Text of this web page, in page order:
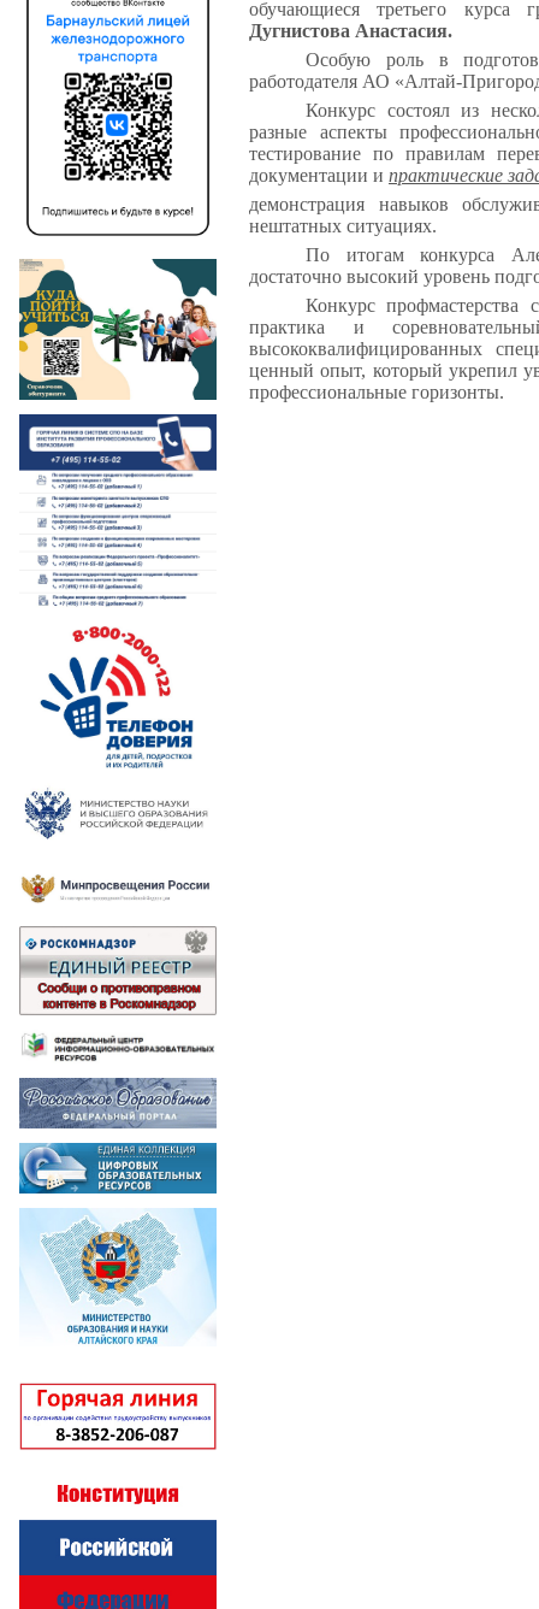
обучающиеся третьего
Дугнистова Анастасия.
Особую роль в
работодателя АО «Алтай-
Конкурс состоял из
разные аспекты
тестирование по правилам
документации и практические
демонстрация навыков
нештатных ситуациях.
По итогам конкурса
достаточно высокий уровень
Конкурс профмастерства
практика и
высококвалифицированных
ценный опыт, который укрепил
профессиональные горизонты.